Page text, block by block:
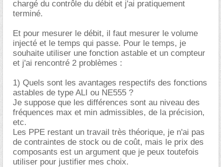
chargé du contrôle du débit et j'ai pratiquement
terminé.
Et pour mesurer le débit, il faut mesurer le volume
injecté et le temps qui passe. Pour le temps, je
souhaite utiliser une fonction astable et un compteur
et j'ai rencontré 2 problèmes :
1) Quels sont les avantages respectifs des fonctions
astables de type ALI ou NE555 ?
Je suppose que les différences sont au niveau des
fréquences max et min admissibles, de la précision,
etc.
Les PPE restant un travail très théorique, je n'ai pas
de contraintes de stock ou de coût, mais le prix des
composants est un argument que je peux toutefois
utiliser pour justifier mes choix.